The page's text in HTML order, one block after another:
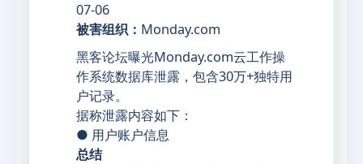
07-06
被害组织： Monday.com
黑客论坛曝光Monday.com云工作操
作系统数据库泄露，包含30万+独特用
户记录。
据称泄露内容如下：
● 用户账户信息
总结